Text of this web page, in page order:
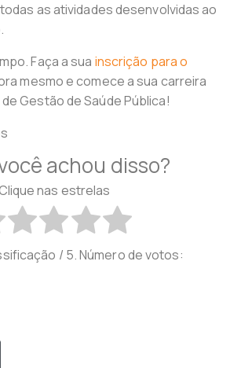
as atividades desenvolvidas ao
Faça a sua inscrição para o
mesmo e comece a sua carreira
Gestão de Saúde Pública!
achou disso?
nas estrelas
/ 5. Número de votos: